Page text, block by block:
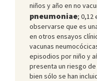
niños y año en no
pneumoniae; 0,12
observarse que es
en otros ensayos
vacunas
episodios por niño y
presenta un riesgo de
bien sólo se han